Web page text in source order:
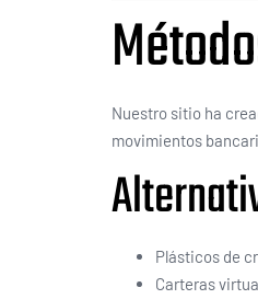
Nuestro sitio ha
movimientos
Plásticos de
Carteras